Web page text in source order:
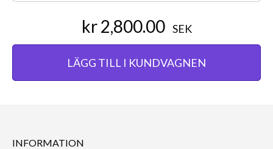
kr 2,800.00 SEK
LÄGG TILL I KUNDVAGNEN
INFORMATION